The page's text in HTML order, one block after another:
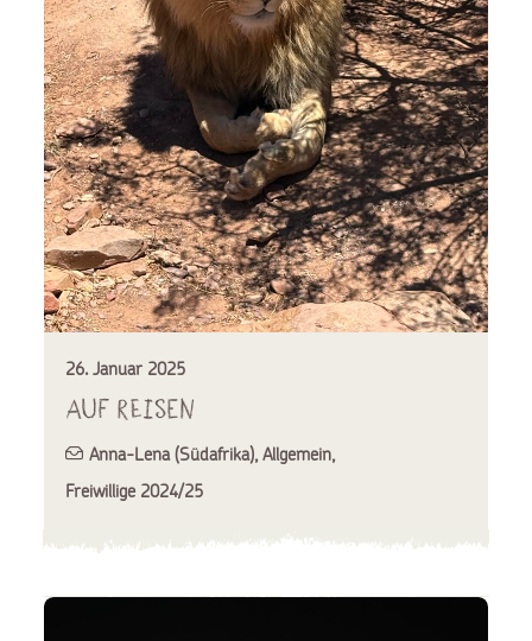
26. Januar 2025
Auf Reisen
Anna-Lena (Südafrika), Allgemein,
Freiwillige 2024/25